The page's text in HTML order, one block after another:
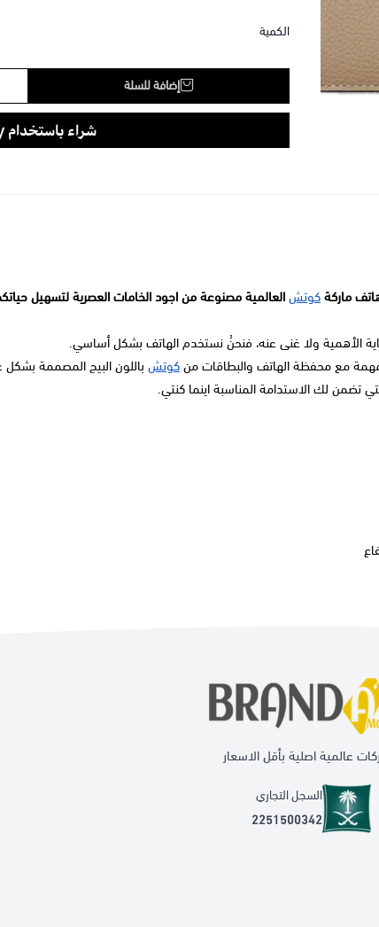
الكمية
إضافة للسلة
ماركةكوتشالعالمية مصنوعة من اجود الخامات العصرية لتسهيل
الأهمية ولا غنى عنه، فنحنُ نستخدم الهاتف بشكل أساسي.
مع محفظة الهاتف والبطاقات منكوتش باللون البيج المصممة
تضمن لك الاستدامة المناسبة اينما كنتي.
عالمية اصلية بأقل الاسعار
السجل التجاري
2251500342